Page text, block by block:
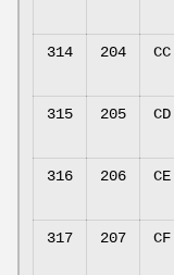
314 204 CC
315 205 CD
316 206 CE
317 207 CF